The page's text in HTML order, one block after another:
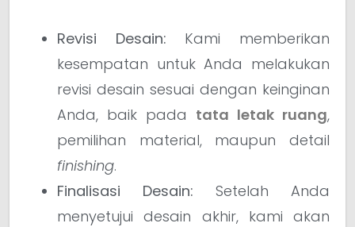
Revisi Desain: Kami memberikan
kesempatan untuk Anda melakukan
revisi desain sesuai dengan keinginan
Anda, baik pada tata letak ruang,
pemilihan material, maupun detail
finishing.
Finalisasi Desain: Setelah Anda
menyetujui desain akhir, kami akan